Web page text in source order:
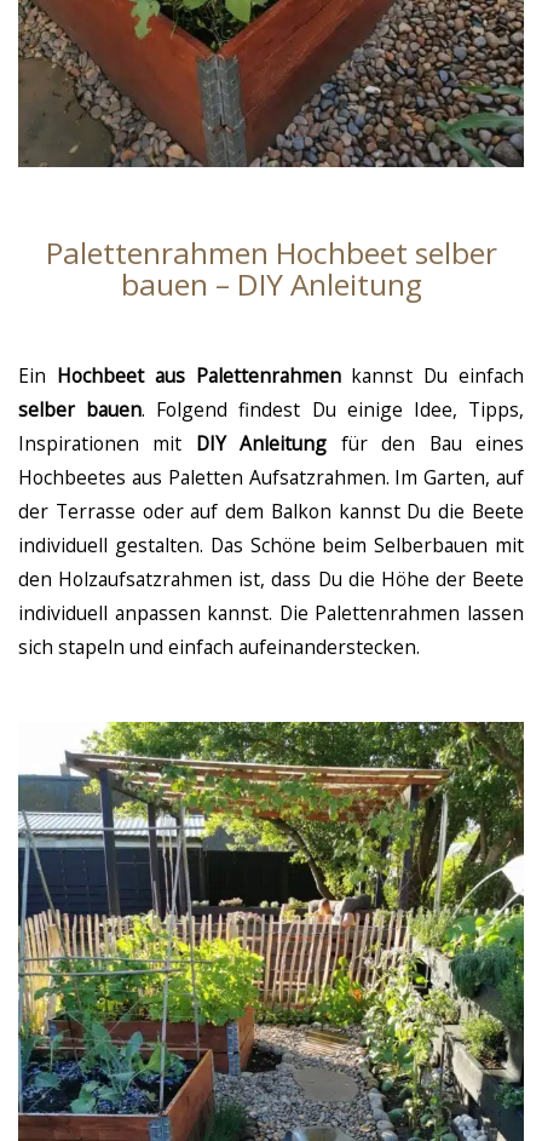
Palettenrahmen Hochbeet selber
bauen – DIY Anleitung
Ein Hochbeet aus Palettenrahmenkannst Du einfach
selber bauen. Folgend findest Du einige Idee, Tipps,
Inspirationen mit DIY Anleitung für den Bau eines
Hochbeetes aus Paletten Aufsatzrahmen. Im Garten, auf
der Terrasse oder auf dem Balkon kannst Du die Beete
individuell gestalten. Das Schöne beim Selberbauen mit
den Holzaufsatzrahmen ist, dass Du die Höhe der Beete
individuell anpassen kannst. Die Palettenrahmen lassen
sich stapeln und einfach aufeinanderstecken.